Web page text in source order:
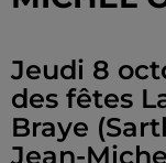
Jeudi 8
des fêtes
Braye
Jean-